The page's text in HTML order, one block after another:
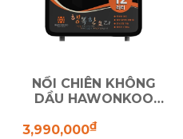
NỒI CHIÊN KHÔNG
DẦU HAWONKOO
3,990,000₫